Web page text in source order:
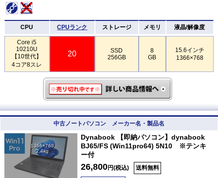
CPU CPUランク ストレージ メモリ 液晶/解像度
Core i5
10210U
【10世代】
4コア8スレ
20
SSD
256GB
8
GB
15.6インチ
1366×768
中古ノートパソコン メーカー名・製品名
1366×768
2.4kg
Dynabook 【即納パソコン】dynabook
BJ65/FS (Win11pro64) 5N10 ※テンキ
ー付
26,800円(税込) 送料無料